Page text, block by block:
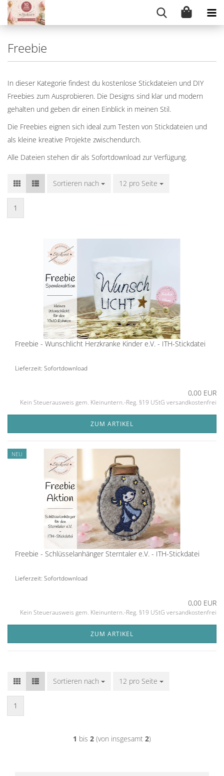
Freebie
In dieser Kategorie findest du kostenlose Stickdateien und DIY
Freebies zum Ausprobieren. Die Designs sind klar und modern
gehalten und geben dir einen Einblick in meinen Stil.
Die Freebies eignen sich ideal zum Testen von Stickdateien und
als kleine kreative Projekte zwischendurch.
Alle Dateien stehen dir als Sofortdownload zur Verfügung.
Sortieren nach
Sortieren nach 12 pro Seite
pro Seite
1
Freebie - Wunschlicht Herzkranke Kinder e.V. - ITH-Stickdatei
Lieferzeit: Sofortdownload
0,00 EUR
Kein Steuerausweis gem. Kleinuntern.-Reg. §19 UStG versandkostenfrei
ZUM ARTIKEL
NEU
Freebie - Schlüsselanhänger Sterntaler e.V. - ITH-Stickdatei
Lieferzeit: Sofortdownload
0,00 EUR
Kein Steuerausweis gem. Kleinuntern.-Reg. §19 UStG versandkostenfrei
ZUM ARTIKEL
Sortieren nach
Sortieren nach 12 pro Seite
pro Seite
1
1 bis 2 (von insgesamt 2)